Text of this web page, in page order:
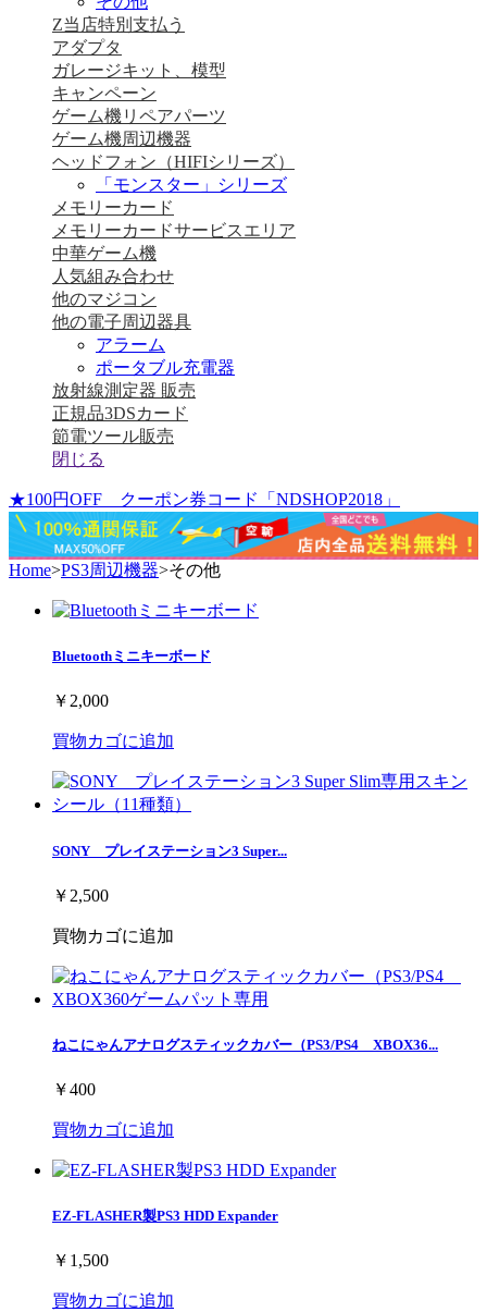
Z当店特別支払う
アダプタ
ガレージキット、模型
キャンペーン
ゲーム機リペアパーツ
ゲーム機周辺機器
ヘッドフォン（HIFIシリーズ）
「モンスター」シリーズ
メモリーカード
メモリーカードサービスエリア
中華ゲーム機
人気組み合わせ
他のマジコン
他の電子周辺器具
アラーム
ポータブル充電器
放射線測定器 販売
正規品3DSカード
節電ツール販売
閉じる
★100円OFF クーポン券コード「NDSHOP2018」
Home>PS3周辺機器>その他
Bluetoothミニキーボード
￥2,000
買物カゴに追加
SONY プレイステーション3 Super...
￥2,500
買物カゴに追加
ねこにゃんアナログスティックカバー（PS3/PS4 XBOX36...
￥400
買物カゴに追加
EZ-FLASHER製PS3 HDD Expander
￥1,500
買物カゴに追加